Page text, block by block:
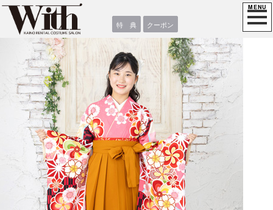
特 典 クーポン